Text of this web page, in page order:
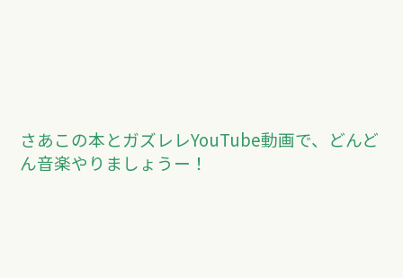
さあこの本とガズレレYouTube動画で、どんど
ん音楽やりましょうー！